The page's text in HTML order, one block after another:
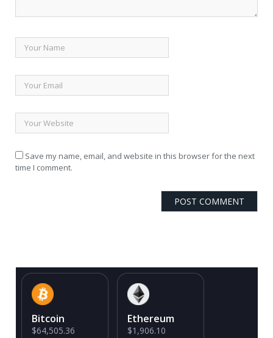
Save my name, email, and website in this browser for the next
time I comment.
Bitcoin
$64,505.36
Ethereum
$1,906.10